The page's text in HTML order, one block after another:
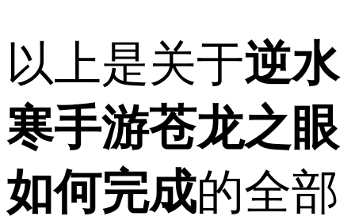
以上是关于逆水
寒手游苍龙之眼
如何完成的全部